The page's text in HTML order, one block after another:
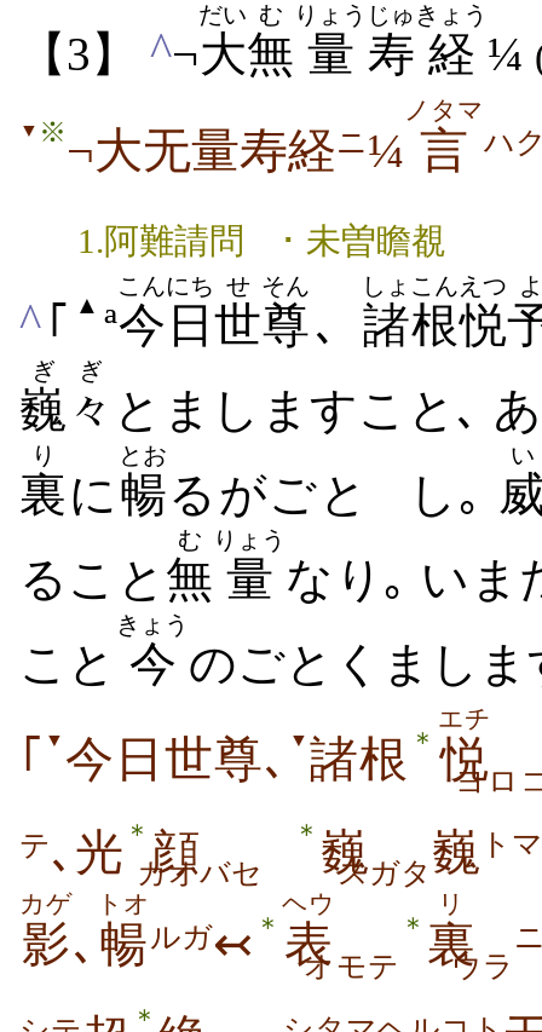
【3】 ^¬大
だい
無
む
量
りょう
寿
じゅ
経
きょう
¼
▼ ※¬大无量寿経ニ¼ 言
ノタマ
ハ
1.阿難請問 ･ 未曽瞻覩
^ ｢ ▲ ª今日
こんにち
世
せ
尊
そん
､ 諸根
しょこん
悦
えつ よ
巍々
ぎぎ
とましますこと ､
裏
り
に 暢
とお
るがごと し｡
い
ること 無
む
量
りょう
なり｡ いま
こと 今
きょう
のごとくましま
｢ ▼ 今日世尊､ ▼ 諸根 ＊ 悦
エチ
ヨロ
テ､光 ＊ 顔
カオバセ
＊ 巍
スガタ 巍 ト
影
カゲ
､ 暢
トオ
ルガ↢ ＊ 表
ヘウ
オモテ
＊ 裏
リ
ウラ
＊